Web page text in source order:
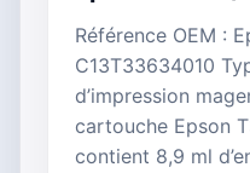
Référence OEM :
C13T33634010
d’impression
cartouche Epson
contient 8,9 ml